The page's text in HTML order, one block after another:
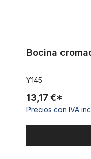
Bocina
Y145
13,17 €*
Precios con IVA